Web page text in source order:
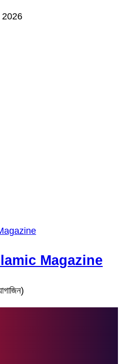
2026
Islamic Magazine